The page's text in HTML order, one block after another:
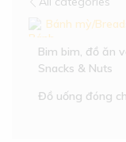
Bánh mỳ/
Bim bim, đồ ăn
Snacks & Nuts
Đồ uống đóng